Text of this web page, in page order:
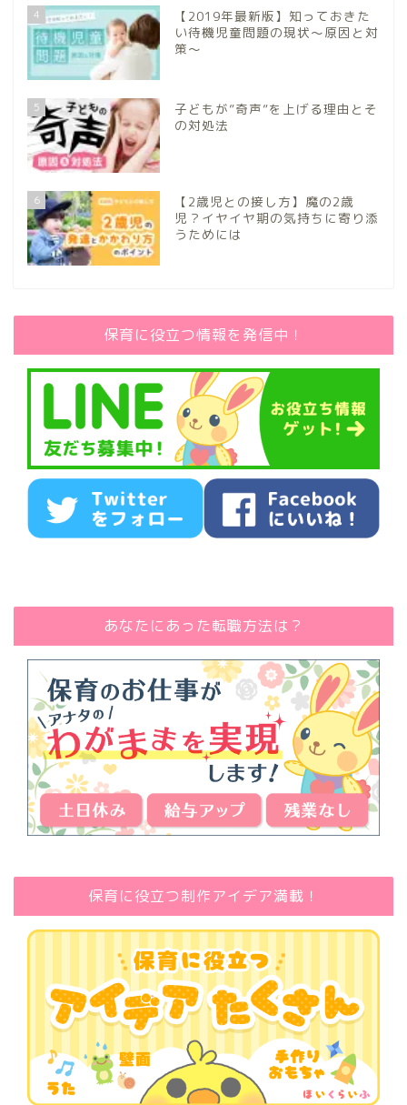
4
【2019年最新版】知っておきた
い待機児童問題の現状～原因と対
策～
5
子どもが”奇声”を上げる理由とそ
の対処法
6
【2歳児との接し方】魔の2歳
児？イヤイヤ期の気持ちに寄り添
うためには
保育に役立つ情報を発信中！
あなたにあった転職方法は？
保育に役立つ制作アイデア満載！